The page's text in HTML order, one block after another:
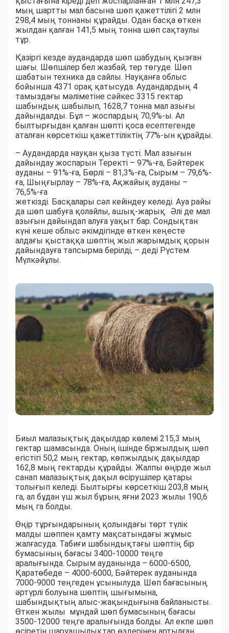
мың шартты мал басына шөп қажеттілігі 2 млн
298,4 мың тоннаны құрайды. Одан басқа өткен
жылдан қалған 141,5 мың тонна шөп сақтаулы
тұр.
Қазіргі кезде аудандарда шөп шабудың қызған
шағы. Шөпшілер бел жазбай, тер төгуде. Шөп
шабатын техника да сайлы. Науқанға облыс
бойынша 4371 орақ қатысуда. Аудандардың 4
тамыздағы мәліметіне сәйкес 3315 гектар
шабындық шабылып, 1628,7 тонна мал азығы
дайындалды. Бұл – жоспардың 70,9%-ы. Ал
былтырғыдан қалған шөпті қоса есептегенде
аталған көрсеткіш қажеттіліктің 77%-ын құрайды.
– Аудандарда науқан қыза түсті. Мал азығын
дайындау жоспарын Теректі – 97%-ға, Бәйтерек
ауданы – 91%-ға, Бөрлі – 81,3%-ға, Сырым – 79,6%-
ға, Шыңғырлау – 78%-ға, Ақжайық ауданы –
76,5%-ға
жеткізді. Басқалары сәл кейіндеу келеді. Ауа райы
да шөп шабуға қолайлы, ашық-жарық. Әлі де мал
азығын дайындап алуға уақыт бар. Сондықтан
күні кеше облыс әкімдігінде өткен кеңесте
алдағы қыстаққа шөптің жыл жарымдық қорын
дайындауға тапсырма берілді, – деді Рүстем
Мүлкәйұлы.
Биыл малазықтық дақылдар көлемі 215,3 мың
гектар шамасында. Оның ішінде біржылдық шөп
егістігі 50,2 мың гектар, көпжылдық дақылдар
162,8 мың гектарды құрайды. Жалпы өңірде жыл
санап малазықтық дақыл өсірушілер қатары
толығып келеді. Былтырғы көрсеткіш 203,8 мың
га, ал бұдан үш жыл бұрын, яғни 2023 жылы 190,6
мың га болды.
Өңір тұрғындарының қолындағы төрт түлік
малды шөппен қамту мақсатындағы жұмыс
жалғасуда. Табиғи шабындықтағы шөптің бір
бумасының бағасы 3400-10000 теңге
аралығында. Сырым ауданында – 6000-6500,
Қаратөбеде – 4000-6000, Бәйтерек ауданында
7000-9000 теңгеден ұсынылуда. Шөп бағасының
әртүрлі болуына шөптің шығымына,
шабындықтың алыс-жақындығына байланысты.
Өткен жылы мұндай шөп бумасының бағасы
3500-12000 теңге аралығында болды. Ал екпе шөп